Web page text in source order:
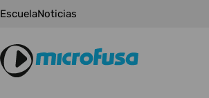
Saltar
EscuelaNoticias